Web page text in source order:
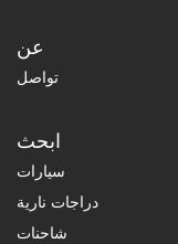
عن
تواصل
ابحث
سيارات
دراجات نارية
شاحنات